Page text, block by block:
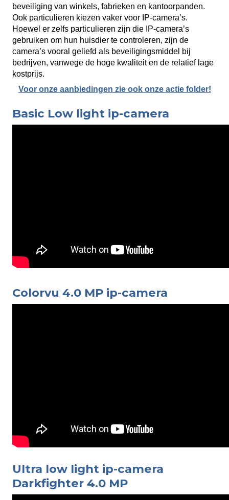
beveiliging van winkels, fabrieken en kantoorpanden.
Ook particulieren kiezen vaker voor IP-camera’s.
Hoewel er zelfs particulieren zijn die IP-camera’s
gebruiken om hun huisdier te controleren, zijn de
camera’s vooral geliefd als beveiligingsmiddel bij
bedrijven, vanwege de hoge kwaliteit en de relatief lage
kostprijs.
Voor onze aanbiedingen zie ook onze actie folder!
Basic Low light ip-camera
Colorvu 4.0 MP ip-camera
Ultra low light ip-camera
Darkfighter 4.0 MP